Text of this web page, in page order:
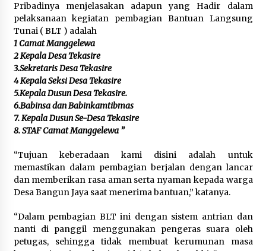
Pribadinya menjelasakan adapun yang Hadir dalam
pelaksanaan kegiatan pembagian Bantuan Langsung
Tunai ( BLT ) adalah
1 Camat Manggelewa
2 Kepala Desa Tekasire
3.Sekretaris Desa Tekasire
4 Kepala Seksi Desa Tekasire
5.Kepala Dusun Desa Tekasire.
6.Babinsa dan Babinkamtibmas
7. Kepala Dusun Se-Desa Tekasire
8. STAF Camat Manggelewa ”
“Tujuan keberadaan kami disini adalah untuk
memastikan dalam pembagian berjalan dengan lancar
dan memberikan rasa aman serta nyaman kepada warga
Desa Bangun Jaya saat menerima bantuan,” katanya.
“Dalam pembagian BLT ini dengan sistem antrian dan
nanti di panggil menggunakan pengeras suara oleh
petugas, sehingga tidak membuat kerumunan masa